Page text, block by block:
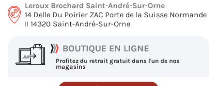
Leroux Brochard Saint-André-Sur-Orne
14 Delle Du Poirier ZAC Porte de la Suisse Normande
II 14320 Saint-André-Sur-Orne
BOUTIQUE EN LIGNE
Profitez du retrait gratuit dans l'un de nos
magasins